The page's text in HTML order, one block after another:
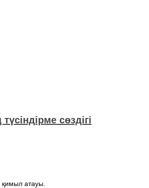
түсіндірме сөздігі
қимыл атауы.